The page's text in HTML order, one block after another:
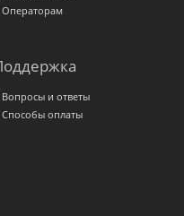
Операторам
Вопросы и ответы
Способы оплаты